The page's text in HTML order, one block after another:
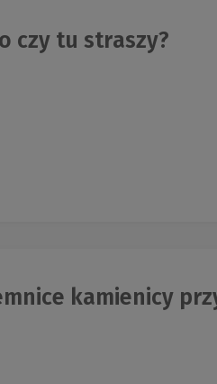
czy tu straszy?
kamienicy